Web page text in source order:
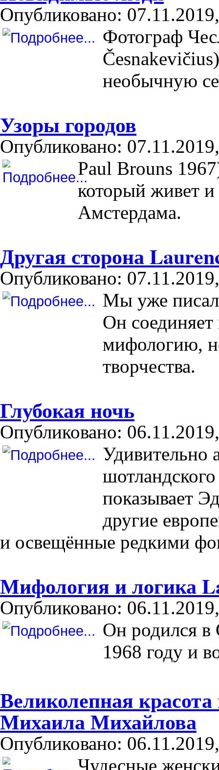
Опубликовано:
Фотограф
необычную
Узоры городов
Опубликовано:
Paul Brouns
который живет и
Амстердама.
Другая сторона
Опубликовано:
Мы уже
Он
мифологию,
творчества.
Глубокая ночь
Опубликовано:
Удивительно
показывает
другие
и освещённые редкими
Мифология и логика
Опубликовано:
Он родился в
1968 году и
Великолепная
Михаила Михайлова
Опубликовано:
Чудесные